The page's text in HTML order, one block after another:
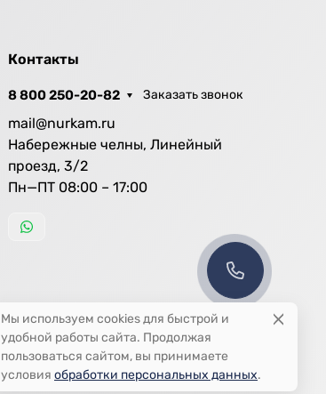
Контакты
8 800 250-20-82 Заказать звонок
mail@nurkam.ru
Набережные челны, Линейный
проезд, 3/2
Пн—ПТ 08:00 – 17:00
Мы используем cookies для быстрой и
удобной работы сайта. Продолжая
пользоваться сайтом, вы принимаете
условия обработки персональных данных.